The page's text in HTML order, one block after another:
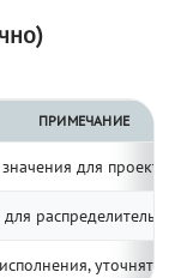
ПРИМЕЧАНИЕ
для
распределительных
уточнять по